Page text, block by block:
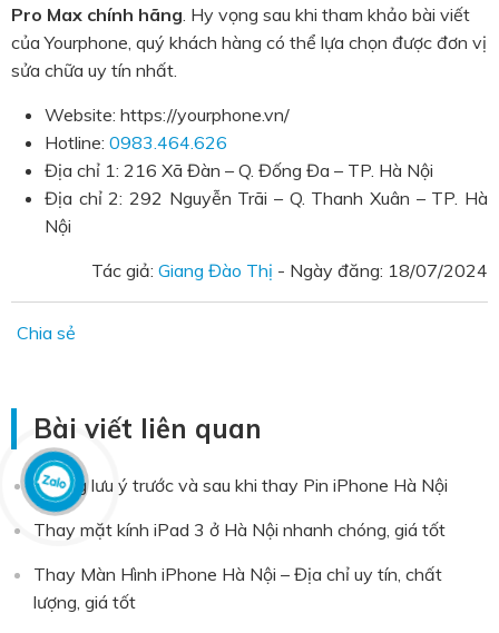
Pro Max chính hãng . Hy vọng sau khi tham khảo bài viết
của Yourphone, quý khách hàng có thể lựa chọn được đơn vị
sửa chữa uy tín nhất.
Website: https://yourphone.vn/
Hotline: 0983.464.626
Địa chỉ 1: 216 Xã Đàn – Q. Đống Đa – TP. Hà Nội
Địa chỉ 2: 292 Nguyễn Trãi – Q. Thanh Xuân – TP. Hà
Nội
Tác giả: Giang Đào Thị - Ngày đăng: 18/07/2024
Chia sẻ
Bài viết liên quan
Những lưu ý trước và sau khi thay Pin iPhone Hà Nội
Thay mặt kính iPad 3 ở Hà Nội nhanh chóng, giá tốt
Thay Màn Hình iPhone Hà Nội – Địa chỉ uy tín, chất
lượng, giá tốt